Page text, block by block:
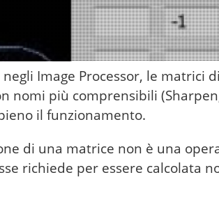
Image Processor, le matrici
nomi più comprensibili
il funzionamento.
di una matrice non è una
richiede per essere calcolata